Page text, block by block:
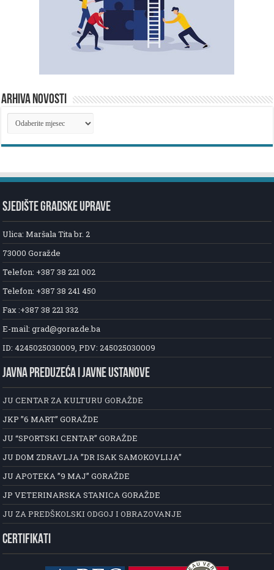
ARHIVA NOVOSTI
ARHIVA
NOVOSTI
SJEDIŠTE GRADSKE UPRAVE
Ulica: Maršala Tita br. 2
73000 Goražde
Telefon: +387 38 221 002
Telefon: +387 38 241 450
Fax :+387 38 221 332
E-mail: grad@gorazde.ba
ID: 4245025030009, PDV: 245025030009
JAVNA PREDUZEĆA I JAVNE USTANOVE
JU CENTAR ZA KULTURU GORAŽDE
JKP ”6 MART” GORAŽDE
JU “SPORTSKI CENTAR” GORAŽDE
JU DOM ZDRAVLJA ”DR ISAK SAMOKOVLIJA”
JU APOTEKA ”9 MAJ” GORAŽDE
JP VETERINARSKA STANICA GORAŽDE
JU ZA PREDŠKOLSKI ODGOJ I OBRAZOVANJE
CERTIFIKATI